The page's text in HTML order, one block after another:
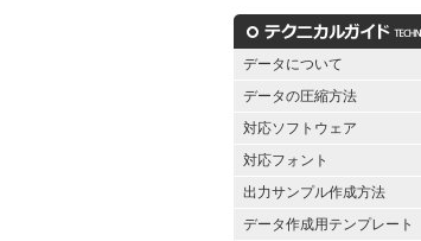
データについて
データの圧縮方法
対応ソフトウェア
対応フォント
出力サンプル作成方法
データ作成用テンプレート